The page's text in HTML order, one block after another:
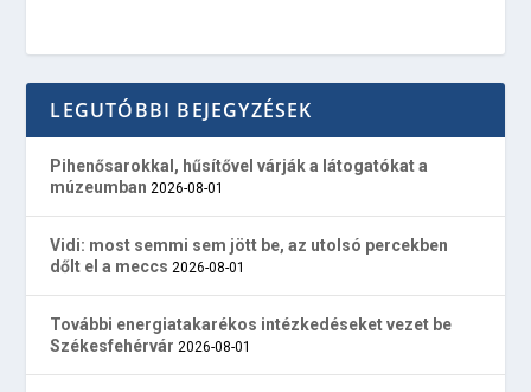
LEGUTÓBBI BEJEGYZÉSEK
Pihenősarokkal, hűsítővel várják a látogatókat a
múzeumban 2026-08-01
Vidi: most semmi sem jött be, az utolsó percekben
dőlt el a meccs 2026-08-01
További energiatakarékos intézkedéseket vezet be
Székesfehérvár 2026-08-01